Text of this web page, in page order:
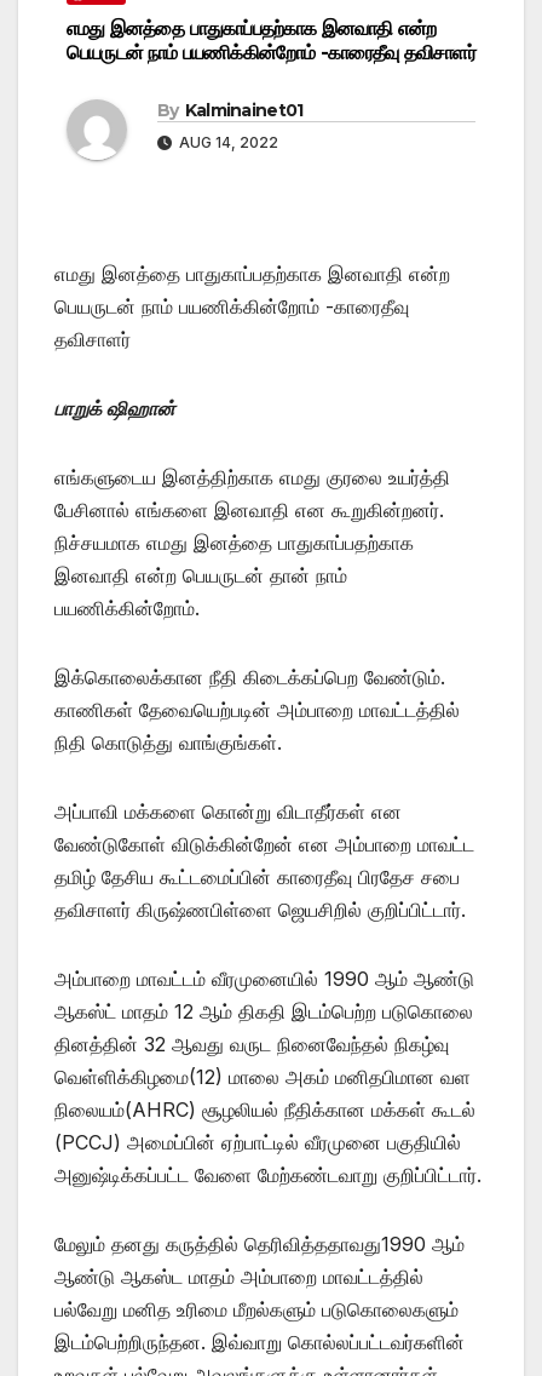
எமது இனத்தை பாதுகாப்பதற்காக இனவாதி என்ற
பெயருடன் நாம் பயணிக்கின்றோம் -காரைதீவு தவிசாளர்
By Kalminainet01
AUG 14, 2022
எமது இனத்தை பாதுகாப்பதற்காக இனவாதி என்ற
பெயருடன் நாம் பயணிக்கின்றோம் -காரைதீவு
தவிசாளர்
பாறுக் ஷிஹான்
எங்களுடைய இனத்திற்காக எமது குரலை உயர்த்தி
பேசினால் எங்களை இனவாதி என கூறுகின்றனர்.
நிச்சயமாக எமது இனத்தை பாதுகாப்பதற்காக
இனவாதி என்ற பெயருடன் தான் நாம்
பயணிக்கின்றோம்.
இக்கொலைக்கான நீதி கிடைக்கப்பெற வேண்டும்.
காணிகள் தேவையெற்படின் அம்பாறை மாவட்டத்தில்
நிதி கொடுத்து வாங்குங்கள்.
அப்பாவி மக்களை கொன்று விடாதீர்கள் என
வேண்டுகோள் விடுக்கின்றேன் என அம்பாறை மாவட்ட
தமிழ் தேசிய கூட்டமைப்பின் காரைதீவு பிரதேச சபை
தவிசாளர் கிருஷ்ணபிள்ளை ஜெயசிறில் குறிப்பிட்டார்.
அம்பாறை மாவட்டம் வீரமுனையில் 1990 ஆம் ஆண்டு
ஆகஸ்ட் மாதம் 12 ஆம் திகதி இடம்பெற்ற படுகொலை
தினத்தின் 32 ஆவது வருட நினைவேந்தல் நிகழ்வு
வெள்ளிக்கிழமை(12) மாலை அகம் மனிதபிமான வள
நிலையம்(AHRC) சூழலியல் நீதிக்கான மக்கள் கூடல்
(PCCJ) அமைப்பின் ஏற்பாட்டில் வீரமுனை பகுதியில்
அனுஷ்டிக்கப்பட்ட வேளை மேற்கண்டவாறு குறிப்பிட்டார்.
மேலும் தனது கருத்தில் தெரிவித்ததாவது1990 ஆம்
ஆண்டு ஆகஸ்ட மாதம் அம்பாறை மாவட்டத்தில்
பல்வேறு மனித உரிமை மீறல்களும் படுகொலைகளும்
இடம்பெற்றிருந்தன. இவ்வாறு கொல்லப்பட்டவர்களின்